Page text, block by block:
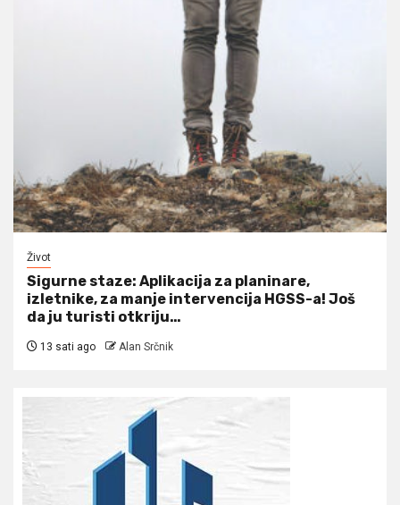
Život
Sigurne staze: Aplikacija za planinare,
izletnike, za manje intervencija HGSS-a! Još
da ju turisti otkriju…
13 sati ago Alan Srčnik